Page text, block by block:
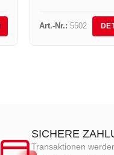
Art.-Nr.: 5502
SICHERE
Transaktionen